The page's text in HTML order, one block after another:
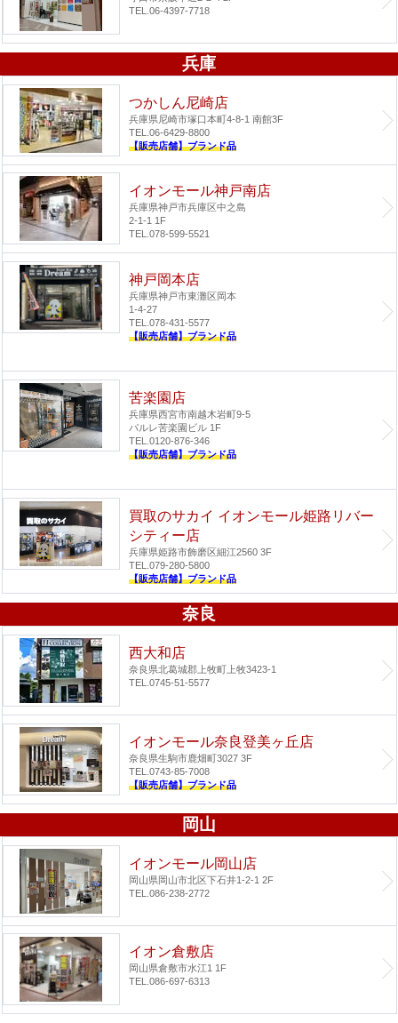
TEL.06-4397-7718
兵庫
つかしん尼崎店
兵庫県尼崎市塚口本町4-8-1 南館3F
TEL.06-6429-8800
【販売店舗】ブランド品
イオンモール神戸南店
兵庫県神戸市兵庫区中之島
2-1-1 1F
TEL.078-599-5521
神戸岡本店
兵庫県神戸市東灘区岡本
1-4-27
TEL.078-431-5577
【販売店舗】ブランド品
苦楽園店
兵庫県西宮市南越木岩町9-5
パルレ苦楽園ビル 1F
TEL.0120-876-346
【販売店舗】ブランド品
買取のサカイ イオンモール姫路リバー
シティー店
兵庫県姫路市飾磨区細江2560 3F
TEL.079-280-5800
【販売店舗】ブランド品
奈良
西大和店
奈良県北葛城郡上牧町上牧3423-1
TEL.0745-51-5577
イオンモール奈良登美ヶ丘店
奈良県生駒市鹿畑町3027 3F
TEL.0743-85-7008
【販売店舗】ブランド品
岡山
イオンモール岡山店
岡山県岡山市北区下石井1-2-1 2F
TEL.086-238-2772
イオン倉敷店
岡山県倉敷市水江1 1F
TEL.086-697-6313